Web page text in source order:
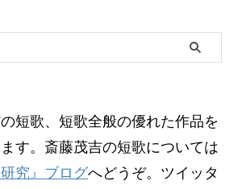
短歌、短歌全般の優れた作品を
す。斎藤茂吉の短歌については
究』ブログへどうぞ。ツイッタ